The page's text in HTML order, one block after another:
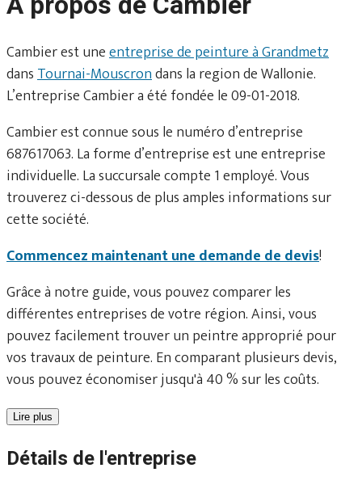
Cambier est uneentreprise de peinture à Grandmetz
dansTournai-Mouscrondans la region de Wallonie.
L’entreprise Cambier a été fondée le 09-01-2018.
Cambier est connue sous le numéro d’entreprise
687617063. La forme d’entreprise est une entreprise
individuelle. La succursale compte 1 employé. Vous
trouverez ci-dessous de plus amples informations sur
cette société.
Commencez maintenant une demande de devis!
Grâce à notre guide, vous pouvez comparer les
différentes entreprises de votre région. Ainsi, vous
pouvez facilement trouver un peintre approprié pour
vos travaux de peinture. En comparant plusieurs devis,
vous pouvez économiser jusqu'à 40 % sur les coûts.
Lire plus
Détails de l'entreprise